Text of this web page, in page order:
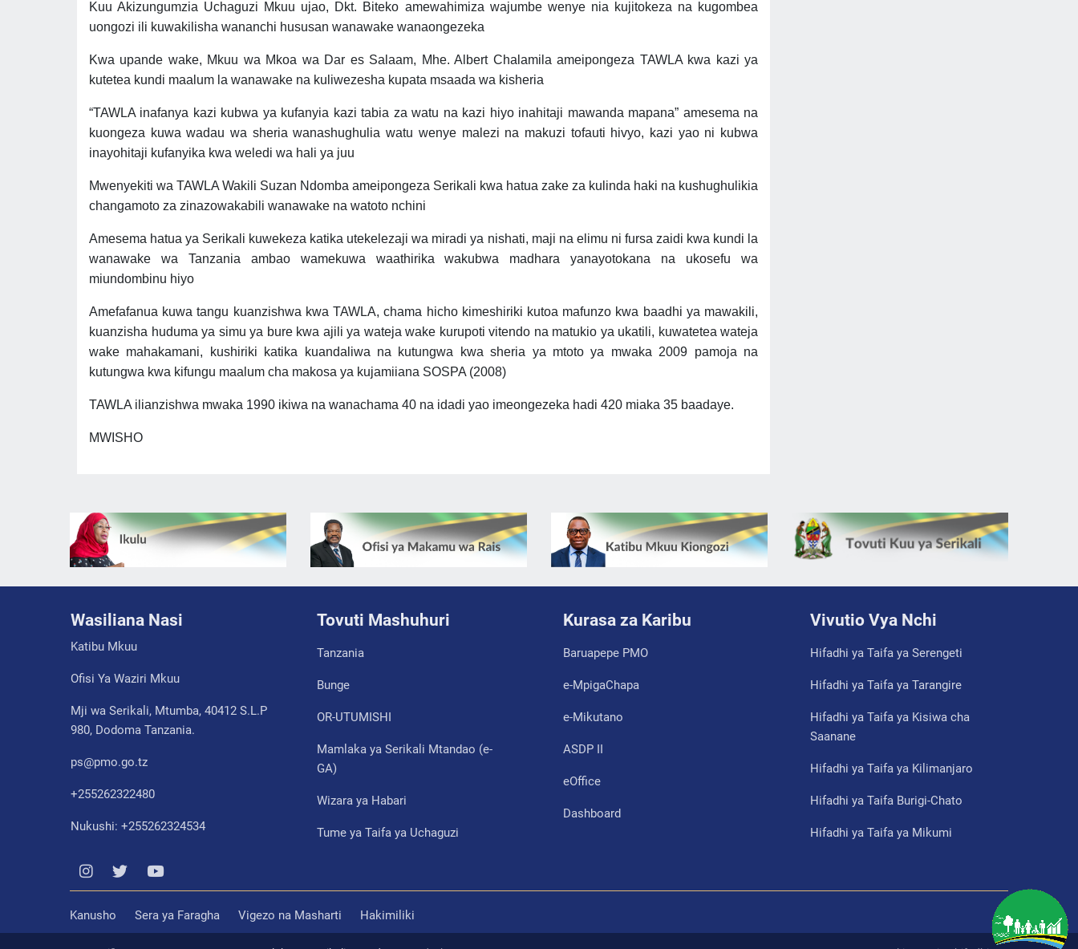
Kuu Akizungumzia Uchaguzi Mkuu ujao, Dkt. Biteko amewahimiza wajumbe wenye nia kujitokeza na kugombea
uongozi ili kuwakilisha wananchi hususan wanawake wanaongezeka
Kwa upande wake, Mkuu wa Mkoa wa Dar es Salaam, Mhe. Albert Chalamila ameipongeza TAWLA kwa kazi ya
kutetea kundi maalum la wanawake na kuliwezesha kupata msaada wa kisheria
“TAWLA inafanya kazi kubwa ya kufanyia kazi tabia za watu na kazi hiyo inahitaji mawanda mapana” amesema na
kuongeza kuwa wadau wa sheria wanashughulia watu wenye malezi na makuzi tofauti hivyo, kazi yao ni kubwa
inayohitaji kufanyika kwa weledi wa hali ya juu
Mwenyekiti wa TAWLA Wakili Suzan Ndomba ameipongeza Serikali kwa hatua zake za kulinda haki na kushughulikia
changamoto za zinazowakabili wanawake na watoto nchini
Amesema hatua ya Serikali kuwekeza katika utekelezaji wa miradi ya nishati, maji na elimu ni fursa zaidi kwa kundi la
wanawake wa Tanzania ambao wamekuwa waathirika wakubwa madhara yanayotokana na ukosefu wa
miundombinu hiyo
Amefafanua kuwa tangu kuanzishwa kwa TAWLA, chama hicho kimeshiriki kutoa mafunzo kwa baadhi ya mawakili,
kuanzisha huduma ya simu ya bure kwa ajili ya wateja wake kurupoti vitendo na matukio ya ukatili, kuwatetea wateja
wake mahakamani, kushiriki katika kuandaliwa na kutungwa kwa sheria ya mtoto ya mwaka 2009 pamoja na
kutungwa kwa kifungu maalum cha makosa ya kujamiiana SOSPA (2008)
TAWLA ilianzishwa mwaka 1990 ikiwa na wanachama 40 na idadi yao imeongezeka hadi 420 miaka 35 baadaye.
MWISHO
Wasiliana Nasi
Katibu Mkuu
Ofisi Ya Waziri Mkuu
Mji wa Serikali, Mtumba, 40412 S.L.P
980, Dodoma Tanzania.
ps@pmo.go.tz
+255262322480
Nukushi: +255262324534
Tovuti Mashuhuri
Tanzania
Bunge
OR-UTUMISHI
Mamlaka ya Serikali Mtandao (e-
GA)
Wizara ya Habari
Tume ya Taifa ya Uchaguzi
Kurasa za Karibu
Baruapepe PMO
e-MpigaChapa
e-Mikutano
ASDP II
eOffice
Dashboard
Vivutio Vya Nchi
Hifadhi ya Taifa ya Serengeti
Hifadhi ya Taifa ya Tarangire
Hifadhi ya Taifa ya Kisiwa cha
Saanane
Hifadhi ya Taifa ya Kilimanjaro
Hifadhi ya Taifa Burigi-Chato
Hifadhi ya Taifa ya Mikumi
Kanusho Sera ya Faragha Vigezo na Masharti Hakimiliki